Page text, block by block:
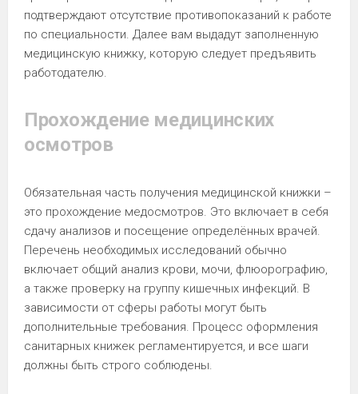
подтверждают отсутствие противопоказаний к работе
по специальности. Далее вам выдадут заполненную
медицинскую книжку, которую следует предъявить
работодателю.
Прохождение медицинских
осмотров
Обязательная часть получения медицинской книжки –
это прохождение медосмотров. Это включает в себя
сдачу анализов и посещение определённых врачей.
Перечень необходимых исследований обычно
включает общий анализ крови, мочи, флюорографию,
а также проверку на группу кишечных инфекций. В
зависимости от сферы работы могут быть
дополнительные требования. Процесс оформления
санитарных книжек регламентируется, и все шаги
должны быть строго соблюдены.